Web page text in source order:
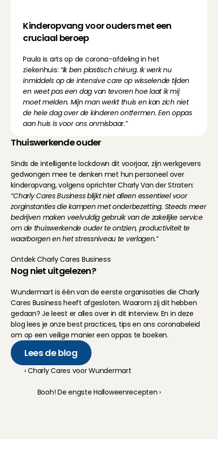
Kinderopvang voor ouders met een
cruciaal beroep
Paula is arts op de corona-afdeling in het
ziekenhuis: “Ik ben plastisch chirurg. Ik werk nu
inmiddels op de intensive care op wisselende tijden
en weet pas een dag van tevoren hoe laat ik mij
moet melden. Mijn man werkt thuis en kan zich niet
de hele dag over de kinderen ontfermen. Een oppas
aan huis is voor ons onmisbaar.”
Thuiswerkende ouder
Sinds de intelligente lockdown dit voorjaar, zijn werkgevers
gedwongen mee te denken met hun personeel over
“Charly Cares Business blijkt niet alleen essentieel voor
zorginstanties die kampen met onderbezetting. Steeds meer
bedrijven maken veelvuldig gebruik van de zakelijke service
om de thuiswerkende ouder te ontzien, productiviteit te
waarborgen en het stressniveau te verlagen.”
Ontdek Charly Cares Business
Nog niet uitgelezen?
Wundermart is één van de eerste organisaties die Charly
Cares Business heeft afgesloten. Waarom zij dit hebben
gedaan? Je leest er alles over in dit interview. En in deze
blog lees je onze best practices, tips en ons coronabeleid
om op een veilige manier een oppas te boeken.
Lees de blog
‹ Charly Cares voor Wundermart
Booh! De engste Halloweenrecepten ›